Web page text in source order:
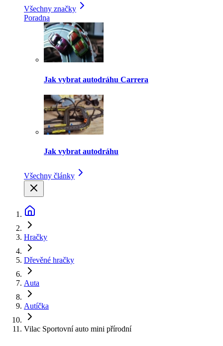
Všechny značky
Poradna
Jak vybrat autodráhu Carrera
Jak vybrat autodráhu
Všechny články
Hračky
Dřevěné hračky
Auta
Autíčka
Vilac Sportovní auto mini přírodní